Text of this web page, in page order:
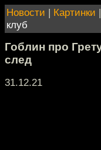
Новости | Картинки |
клуб
Гоблин про
след
31.12.21